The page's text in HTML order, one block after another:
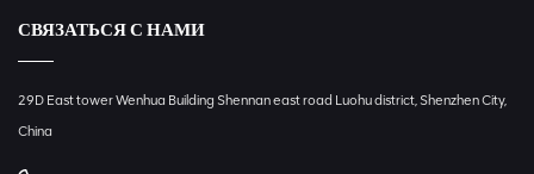
СВЯЗАТЬСЯ С НАМИ
29D East tower Wenhua Building Shennan east road Luohu district, Shenzhen City,
China